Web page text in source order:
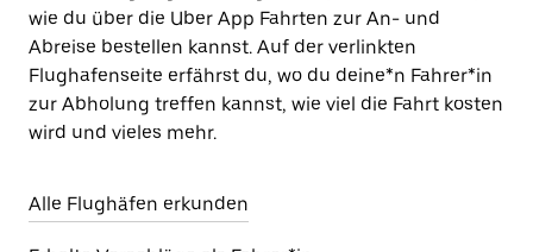
wie du über die Uber App Fahrten zur An- und
Abreise bestellen kannst. Auf der verlinkten
Flughafenseite erfährst du, wo du deine*n Fahrer*in
zur Abholung treffen kannst, wie viel die Fahrt kosten
wird und vieles mehr.
Alle Flughäfen erkunden